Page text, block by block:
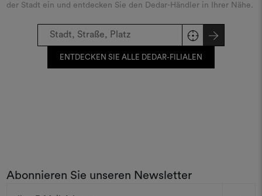
der Stadt ein und entdecken Sie den Dedar-Händler in Ihrer Nähe.
ENTDECKEN SIE ALLE DEDAR-FILIALEN
Abonnieren Sie unseren Newsletter